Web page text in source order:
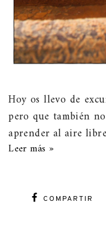
Hoy os llevo de
pero que también
aprender al aire
Leer más »
COMPARTIR